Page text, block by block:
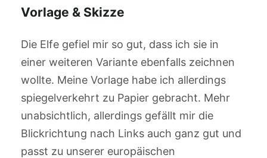
Vorlage & Skizze
Die Elfe gefiel mir so gut, dass ich sie in
einer weiteren Variante ebenfalls zeichnen
wollte. Meine Vorlage habe ich allerdings
spiegelverkehrt zu Papier gebracht. Mehr
unabsichtlich, allerdings gefällt mir die
Blickrichtung nach Links auch ganz gut und
passt zu unserer europäischen